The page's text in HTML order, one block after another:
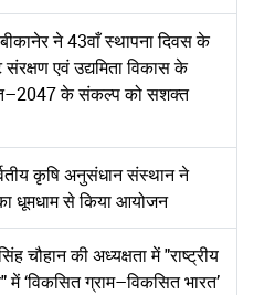
ने 43वाँ स्थापना दिवस के
एवं उद्यमिता विकास के
के संकल्प को सशक्त
कृषि अनुसंधान संस्थान ने
धूमधाम से किया आयोजन
चौहान की अध्यक्षता में "राष्ट्रीय
‘विकसित ग्राम–विकसित भारत’